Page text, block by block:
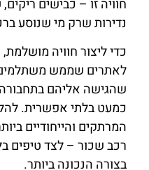
חוויה זו – כבישים
נדירות שרק מי שנוסע
כדי ליצור חוויה
לאתרים שממש
שהגישה אליהם
כמעט בלתי אפשרית.
המרתקים והייחודיים
רכב שכור – לצד טיפים
בצורה הנכונה ביותר.